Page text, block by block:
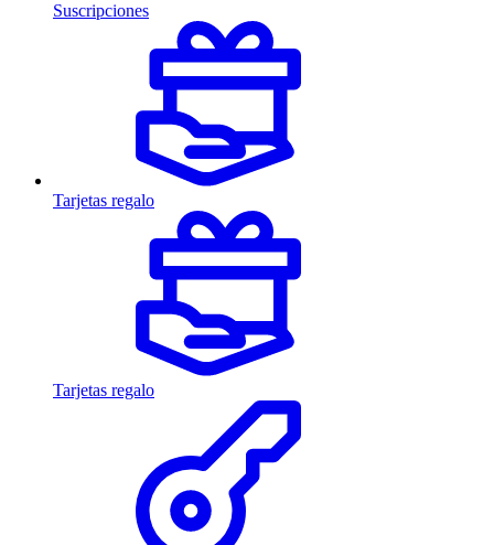
Suscripciones
Tarjetas regalo
Tarjetas regalo